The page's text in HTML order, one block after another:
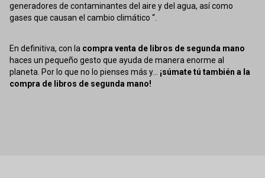
generadores de contaminantes del aire y del agua, así como
gases que causan el cambio climático “.
En definitiva, con la compra venta de libros de segunda mano
haces un pequeño gesto que ayuda de manera enorme al
planeta. Por lo que no lo pienses más y... ¡súmate tú también a la
compra de libros de segunda mano!